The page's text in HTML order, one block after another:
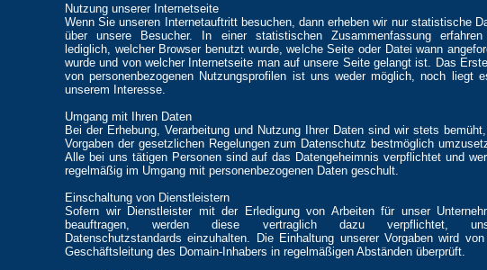
Nutzung unserer Internetseite
Wenn Sie unseren Internetauftritt besuchen, dann erheben wir nur statistische
über unsere Besucher. In einer statistischen Zusammenfassung
lediglich, welcher Browser benutzt wurde, welche Seite oder Datei wann
wurde und von welcher Internetseite man auf unsere Seite gelangt ist. Das
von personenbezogenen Nutzungsprofilen ist uns weder möglich, noch liegt
unserem Interesse.
Umgang mit Ihren Daten
Bei der Erhebung, Verarbeitung und Nutzung Ihrer Daten sind wir stets
Vorgaben der gesetzlichen Regelungen zum Datenschutz bestmöglich
Alle bei uns tätigen Personen sind auf das Datengeheimnis verpflichtet und
regelmäßig im Umgang mit personenbezogenen Daten geschult.
Einschaltung von Dienstleistern
Sofern wir Dienstleister mit der Erledigung von Arbeiten für unser
beauftragen, werden diese vertraglich dazu verpflichtet,
Datenschutzstandards einzuhalten. Die Einhaltung unserer Vorgaben wird
Geschäftsleitung des Domain-Inhabers in regelmäßigen Abständen überprüft.